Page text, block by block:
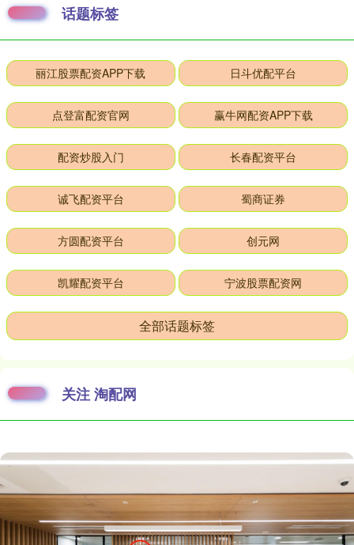
话题标签
丽江股票配资APP下载 日斗优配平台
点登富配资官网 赢牛网配资APP下载
配资炒股入门 长春配资平台
诚飞配资平台 蜀商证券
方圆配资平台 创元网
凯耀配资平台 宁波股票配资网
全部话题标签
关注 淘配网